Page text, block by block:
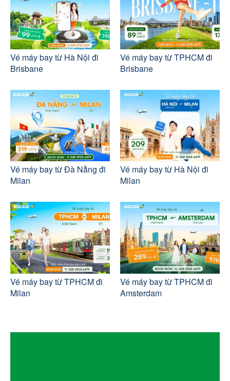
Vé máy bay từ Hà Nội đi
Brisbane
Vé máy bay từ TPHCM đi
Brisbane
Vé máy bay từ Đà Nẵng đi
Milan
Vé máy bay từ Hà Nội đi
Milan
Vé máy bay từ TPHCM đi
Milan
Vé máy bay từ TPHCM đi
Amsterdam